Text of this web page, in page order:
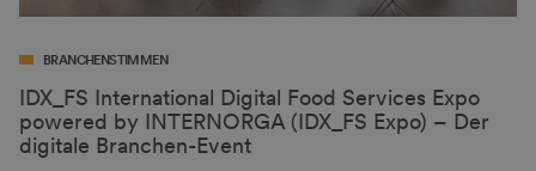
BRANCHENSTIMMEN
IDX_FS International Digital Food Services Expo
powered by INTERNORGA (IDX_FS Expo) – Der
digitale Branchen-Event